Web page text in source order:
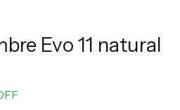
Evo 11 natural